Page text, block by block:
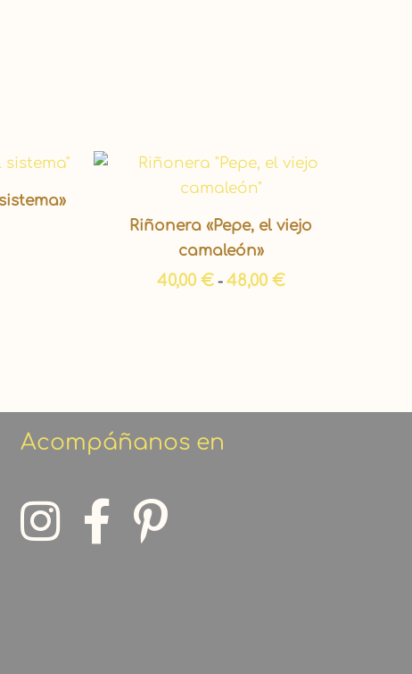
Riñonera «Pepe, el viejo
camaleón»
40,00 € - 48,00 €
Rango
40,00 €
Acompáñanos en